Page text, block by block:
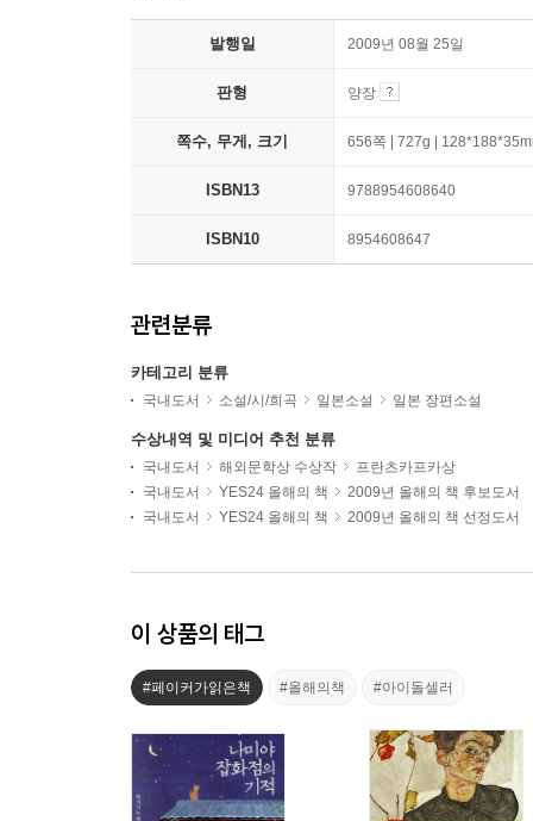
발행일 2009년 08월 25일
판형 양장
쪽수, 무게, 크기 656쪽 | 727g |
ISBN13 9788954608640
ISBN10 8954608647
관련분류
카테고리 분류
국내도서 소설/시/희곡 일본소설 일본 장편소설
수상내역 및 미디어 추천 분류
국내도서 해외문학상 수상작
프란츠카프카상
국내도서
YES24 올해의 책
2009년 올해의 책 후보도서
국내도서
YES24 올해의 책 2009년 올해의 책 선정도서
이 상품의 태그
#페이커가읽은책 #올해의책 #아이돌셀러